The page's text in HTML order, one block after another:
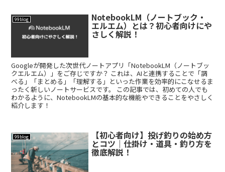
99blog NotebookLM（ノートブック・
エルエム）とは？初心者向けにや
さしく解説！
Googleが開発した次世代ノートアプリ「NotebookLM（ノートブッ
クエルエム）」をご存じですか？ これは、AIと連携することで「調
べる」「まとめる」「理解する」といった作業を効率的にこなせるま
ったく新しいノートサービスです。 この記事では、初めての人でも
わかるように、NotebookLMの基本的な機能やできることをやさしく
紹介します！
99blog 【初心者向け】投げ釣りの始め方
とコツ｜仕掛け・道具・釣り方を
徹底解説！